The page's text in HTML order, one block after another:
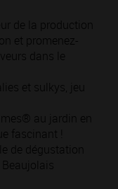
de la production
et promenez-
dans le
et sulkys, jeu
au jardin en
fascinant !
de dégustation